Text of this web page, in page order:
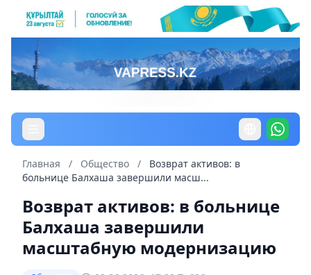
Главная / Общество /
Возврат активов: в
больнице Балхаша завершили масш...
Возврат активов: в больнице
Балхаша завершили
масштабную модернизацию